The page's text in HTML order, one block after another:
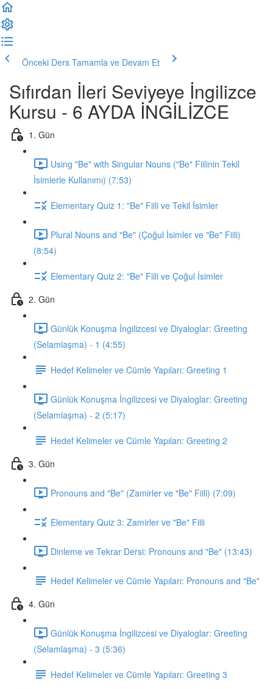
Önceki Ders Tamamla ve Devam Et
Sıfırdan İleri Seviyeye İngilizce
Kursu - 6 AYDA İNGİLİZCE
1. Gün
Using "Be" with Singular Nouns ("Be" Fiilinin Tekil
İsimlerle Kullanımı) (7:53)
Elementary Quiz 1: "Be" Fiili ve Tekil İsimler
Plural Nouns and "Be" (Çoğul İsimler ve "Be" Fiili)
(8:54)
Elementary Quiz 2: "Be" Fiili ve Çoğul İsimler
2. Gün
Günlük Konuşma İngilizcesi ve Diyaloglar: Greeting
(Selamlaşma) - 1 (4:55)
Hedef Kelimeler ve Cümle Yapıları: Greeting 1
Günlük Konuşma İngilizcesi ve Diyaloglar: Greeting
(Selamlaşma) - 2 (5:17)
Hedef Kelimeler ve Cümle Yapıları: Greeting 2
3. Gün
Pronouns and "Be" (Zamirler ve "Be" Fiili) (7:09)
Elementary Quiz 3: Zamirler ve "Be" Fiili
Dinleme ve Tekrar Dersi: Pronouns and "Be" (13:43)
Hedef Kelimeler ve Cümle Yapıları: Pronouns and "Be"
4. Gün
Günlük Konuşma İngilizcesi ve Diyaloglar: Greeting
(Selamlaşma) - 3 (5:36)
Hedef Kelimeler ve Cümle Yapıları: Greeting 3